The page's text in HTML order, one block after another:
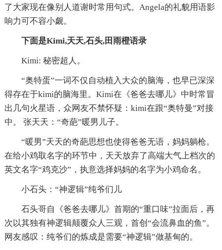
了大家现在像别人道谢时常用句式。Angela的礼貌用语影
响力可不容小觑。
下面是Kimi,天天,石头,田雨橙语录
Kimi: 秘密超人。
“奥特蛋”一词不仅自动植入大众的脑海，也早已深深
得存在于kimi的脑海里。Kimi在《爸爸去哪儿》中时常冒
出几句火星语，众网友不禁怀疑：kimi在跟“奥特曼”对接
中。 张天天：“奇葩”暖男儿子。
“暖男”天天的奇葩思想也使得爸爸无语，妈妈躺枪。
在给小鸡取名字的环节中，天天放弃了高端大气上档次的
英文名字“鸡克沙”，执意选择妈妈的名字为小鸡命名。
小石头：“神逻辑”纯爷们儿
石头哥自《爸爸去哪儿》首期的“重口味”拉面后，再
次以其独有神逻辑颠覆众人三观，首创“会流鼻血的鱼”。
网友感叹：纯爷们的炼成是需要“神逻辑”做基甸的。